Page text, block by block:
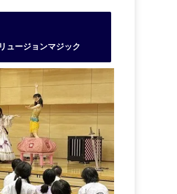
ュージョンマジック